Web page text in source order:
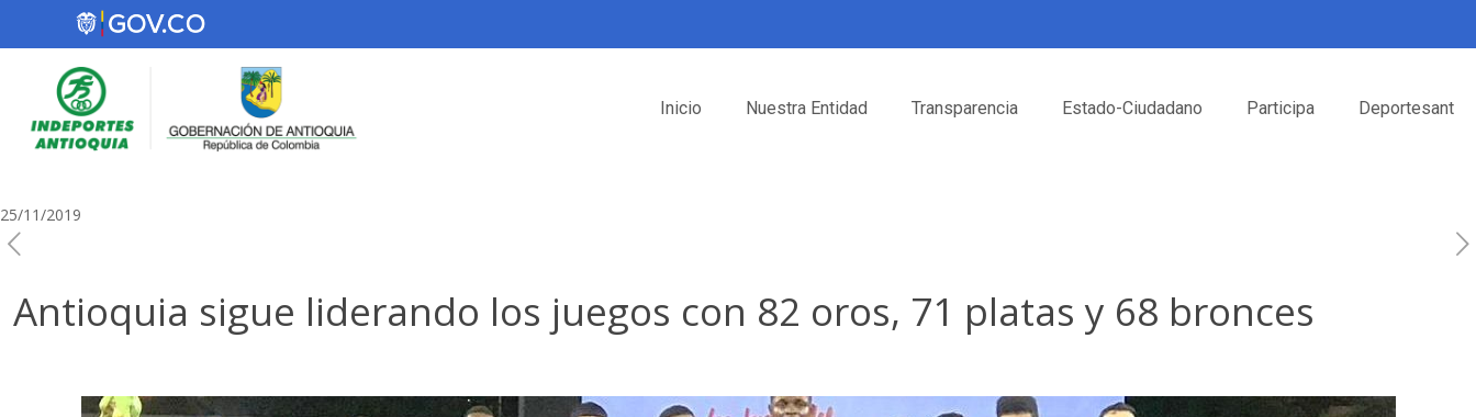
Inicio Nuestra Entidad Transparencia Estado-Ciudadano Participa Deportesant
25/11/2019
Antioquia sigue liderando los juegos con 82 oros, 71 platas y 68 bronces